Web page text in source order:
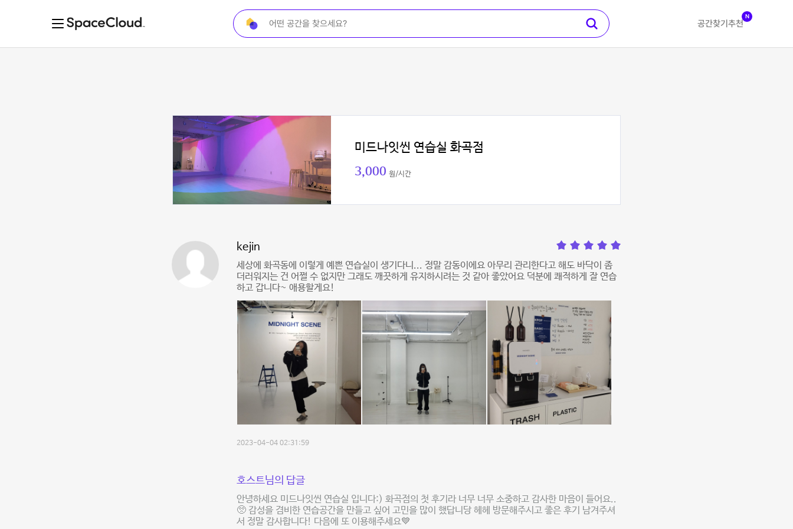
공간찾기 추천
N
미드나잇씬 연습실 화곡점
3,000 원/시간
kejin
세상에 화곡동에 이렇게 예쁜 연습실이 생기다니... 정말 감동이에요 아무리 관리한다고 해도 바닥이 좀
더러워지는 건 어쩔 수 없지만 그래도 깨끗하게 유지하시려는 것 같아 좋았어요 덕분에 쾌적하게 잘 연습
하고 갑니다~ 애용할게요!
2023-04-04 02:31:59
호스트님의 답글
안녕하세요 미드나잇씬 연습실 입니다:) 화곡점의 첫 후기라 너무 너무 소중하고 감사한 마음이 들어요..
🥺 감성을 겸비한 연습공간을 만들고 싶어 고민을 많이 했답니당 헤헤 방문해주시고 좋은 후기 남겨주셔
서 정말 감사합니다! 다음에 또 이용해주세요💙